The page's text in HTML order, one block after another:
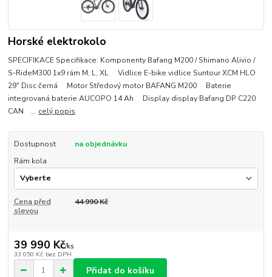
Horské elektrokolo
SPECIFIKACE Specifikace: Komponenty Bafang M200 / Shimano Alivio /
S-RideM300 1x9 rám M, L, XL Vidlice E-bike vidlice Suntour XCM HLO
29" Disc černá Motor Středový motor BAFANG M200 Baterie
integrovaná baterie AUCOPO 14 Ah Display display Bafang DP C220
CAN ... celý popis
Dostupnost
na objednávku
Rám kola
Cena před
slevou
44 990 Kč
39 990 Kč/ks
33 050 Kč bez DPH
Přidat do košíku